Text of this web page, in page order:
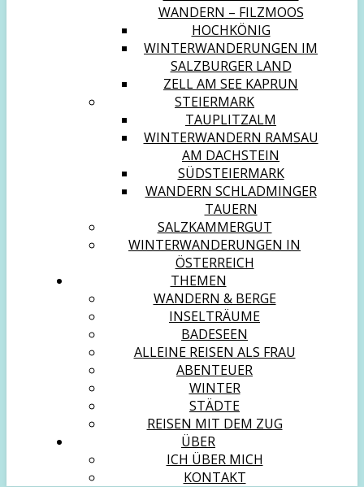
WANDERN – FILZMOOS
HOCHKÖNIG
WINTERWANDERUNGEN IM
SALZBURGER LAND
ZELL AM SEE KAPRUN
STEIERMARK
TAUPLITZALM
WINTERWANDERN RAMSAU
AM DACHSTEIN
SÜDSTEIERMARK
WANDERN SCHLADMINGER
TAUERN
SALZKAMMERGUT
WINTERWANDERUNGEN IN
ÖSTERREICH
THEMEN
WANDERN & BERGE
INSELTRÄUME
BADESEEN
ALLEINE REISEN ALS FRAU
ABENTEUER
WINTER
STÄDTE
REISEN MIT DEM ZUG
ÜBER
ICH ÜBER MICH
KONTAKT